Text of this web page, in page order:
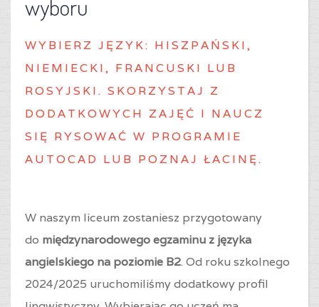
wyboru
WYBIERZ J ĘZYK: HISZPAŃSKI,
NIEMIECKI, FRANCUSKI LUB
ROSYJSKI. SKORZYSTAJ Z
DODATKOWYCH ZAJĘĆ I NAUCZ
SIĘ RYSOWAĆ W PROGRAMIE
AUTOCAD LUB POZNAJ ŁACINĘ.
W naszym liceum zostaniesz przygotowany
do międzynarodowego egzaminu z języka
angielskiego na poziomie B2. Od roku szkolnego
2024/2025 uruchomiliśmy dodatkowy profil